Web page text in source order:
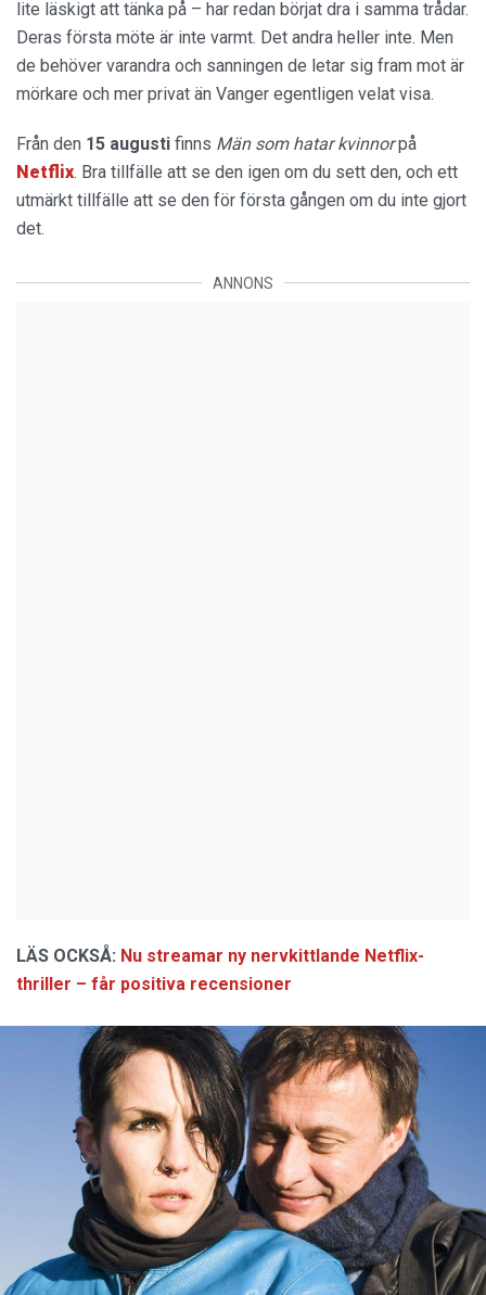
lite läskigt att tänka på – har redan börjat dra i samma trådar.
Deras första möte är inte varmt. Det andra heller inte. Men
de behöver varandra och sanningen de letar sig fram mot är
mörkare och mer privat än Vanger egentligen velat visa.
Från den 15 augusti finns Män som hatar kvinnorpå
Netflix. Bra tillfälle att se den igen om du sett den, och ett
utmärkt tillfälle att se den för första gången om du inte gjort
det.
ANNONS
LÄS OCKSÅ: Nu streamar ny nervkittlande Netflix-
thriller – får positiva recensioner